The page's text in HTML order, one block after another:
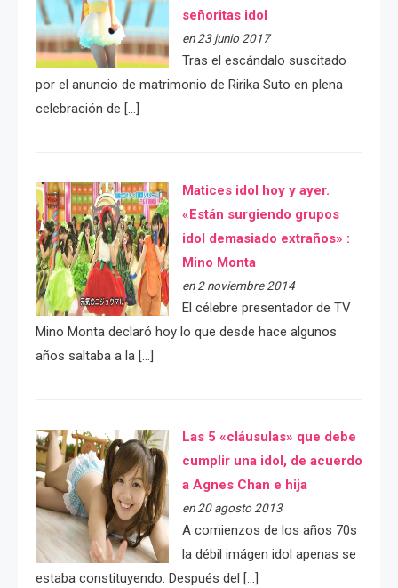
señoritas idol
en 23 junio 2017
Tras el escándalo suscitado
por el anuncio de matrimonio de Ririka Suto en plena
celebración de […]
Matices idol hoy y ayer.
«Están surgiendo grupos
idol demasiado extraños» :
Mino Monta
en 2 noviembre 2014
El célebre presentador de TV
Mino Monta declaró hoy lo que desde hace algunos
años saltaba a la […]
Las 5 «cláusulas» que debe
cumplir una idol, de acuerdo
a Agnes Chan e hija
en 20 agosto 2013
A comienzos de los años 70s
la débil imágen idol apenas se
estaba constituyendo. Después del […]